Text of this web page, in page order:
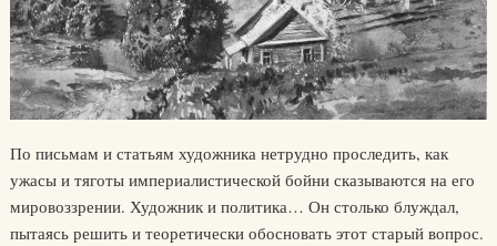
По письмам и статьям художника нетрудно проследить, как
ужасы и тяготы империалистической бойни сказываются на его
мировоззрении. Художник и политика… Он столько блуждал,
пытаясь решить и теоретически обосновать этот старый вопрос.